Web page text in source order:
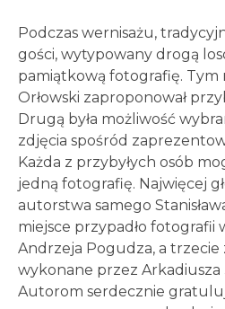
Podczas wernisażu,
gości, wytypowany drogą
pamiątkową fotografię. Tym
Orłowski zaproponował
Drugą była możliwość
zdjęcia spośród
Każda z przybyłych osób
jedną fotografię. Najwięcej
autorstwa samego
miejsce przypadło fotografii
Andrzeja Pogudza, a trzecie
wykonane przez Arkadiusza
Autorom serdecznie